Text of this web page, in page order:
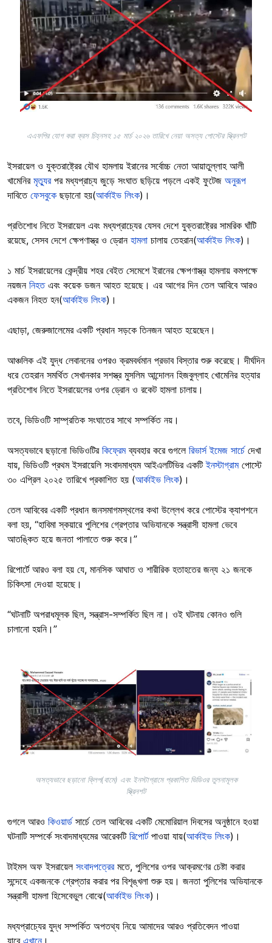
এএফপির যোগ করা ক্রস চিহ্নসহ ১৫ মার্চ ২০২৬ তারিখে নেয়া অসত্য পোস্টের স্ক্রিনশট
ইসরায়েল ও যুক্তরাষ্ট্রের যৌথ হামলায় ইরানের সর্বোচ্চ নেতা আয়াতুল্লাহ আলী
খামেনির মৃত্যুর পর মধ্যপ্রাচ্য জুড়ে সংঘাত ছড়িয়ে পড়লে একই ফুটেজ অনুরূপ
দাবিতে ফেসবুকে ছড়ানো হয়(আর্কাইভ লিংক)।
প্রতিশোধ নিতে ইসরায়েল এবং মধ্যপ্রাচ্যের যেসব দেশে যুক্তরাষ্ট্রের সামরিক ঘাঁটি
রয়েছে, সেসব দেশে ক্ষেপণাস্ত্র ও ড্রোন হামলা চালায় তেহরান(আর্কাইভ লিংক)।
১ মার্চ ইসরায়েলের কেন্দ্রীয় শহর বেইত সেমেশে ইরানের ক্ষেপণাস্ত্র হামলায় কমপক্ষে
নয়জননিহতএবং কয়েক ডজন আহত হয়েছে। এর আগের দিন তেল আবিবে আরও
একজন নিহত হন(আর্কাইভ লিংক)।
এছাড়া, জেরুজালেমের একটি প্রধান সড়কে তিনজন আহত হয়েছেন।
আঞ্চলিক এই যুদ্ধ লেবাননের ওপরও ক্রমবর্ধমান প্রভাব বিস্তার শুরু করেছে। দীর্ঘদিন
ধরে তেহরান সমর্থিত সেখানকার সশস্ত্র মুসলিম আন্দোলন হিজবুল্লাহ খোমেনির হত্যার
প্রতিশোধ নিতে ইসরায়েলের ওপর ড্রোন ও রকেট হামলা চালায়।
তবে, ভিডিওটি সাম্প্রতিক সংঘাতের সাথে সম্পর্কিত নয়।
অসত্যভাবে ছড়ানো ভিডিওটির কিফ্রেমব্যবহার করে গুগলে রিভার্স ইমেজ সার্চে দেখা
যায়, ভিডিওটি প্রথম ইসরায়েলি সংবাদমাধ্যম আইএলটিভির একটিইনস্টাগ্রাম পোস্টে
৩০ এপ্রিল ২০২৫ তারিখে প্রকাশিত হয় (আর্কাইভ লিংক)।
তেল আবিবের একটি প্রধান জনসমাগমস্থলের কথা উল্লেখ করে পোস্টের ক্যাপশনে
বলা হয়, “হাবিমা স্কয়ারে পুলিশের গ্রেপ্তার অভিযানকে সন্ত্রাসী হামলা ভেবে
আতঙ্কিত হয়ে জনতা পালাতে শুরু করে।”
রিপোর্টে আরও বলা হয় যে, মানসিক আঘাত ও শারীরিক হতাহতের জন্য ২১ জনকে
চিকিৎসা দেওয়া হয়েছে।
“ঘটনাটি অপরাধমূলক ছিল, সন্ত্রাস-সম্পর্কিত ছিল না। ওই ঘটনায় কোনও গুলি
চালানো হয়নি।”
Image
অসত্যভাবে ছড়ানো ক্লিপ(বামে) এবং ইনস্টাগ্রামে প্রকাশিত ভিডিওর তুলনামূলক
স্ক্রিনশট
গুগলে আরও কিওয়ার্ড সার্চে তেল আবিবের একটি মেমোরিয়াল দিবসের অনুষ্ঠানে হওয়া
ঘটনাটি সম্পর্কে সংবাদমাধ্যমের আরেকটি রিপোর্টপাওয়া যায়(আর্কাইভ লিংক)।
টাইমস অফ ইসরায়েল সংবাদপত্রের মতে, পুলিশের ওপর আক্রমণের চেষ্টা করার
সন্দেহে একজনকে গ্রেপ্তার করার পর বিশৃঙ্খলা শুরু হয়। জনতা পুলিশের অভিযানকে
সন্ত্রাসী হামলা হিসেবেভুল বোঝে(আর্কাইভ লিংক)।
মধ্যপ্রাচ্যের যুদ্ধ সম্পর্কিত অপতথ্য নিয়ে আমাদের আরও প্রতিবেদন পাওয়া